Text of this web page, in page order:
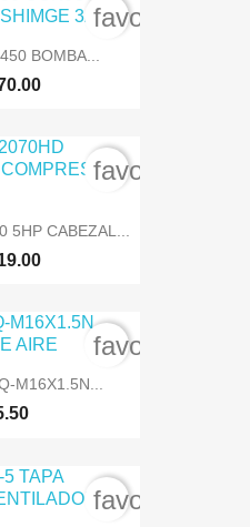
BOMBA...
5HP CABEZAL...
M16X1.5N...